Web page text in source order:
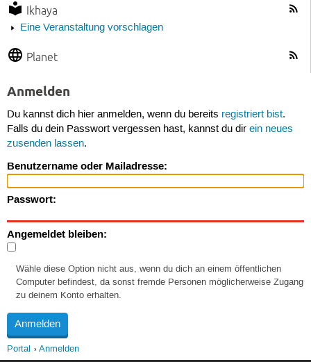
Ikhaya
Eine Veranstaltung vorschlagen
Planet
Anmelden
Du kannst dich hier anmelden, wenn du bereits registriert bist.
Falls du dein Passwort vergessen hast, kannst du dir ein neues
zusenden lassen.
Benutzername oder Mailadresse:
Passwort:
Angemeldet bleiben:
Wähle diese Option nicht aus, wenn du dich an einem öffentlichen
Computer befindest, da sonst fremde Personen möglicherweise Zugang
zu deinem Konto erhalten.
Portal Anmelden